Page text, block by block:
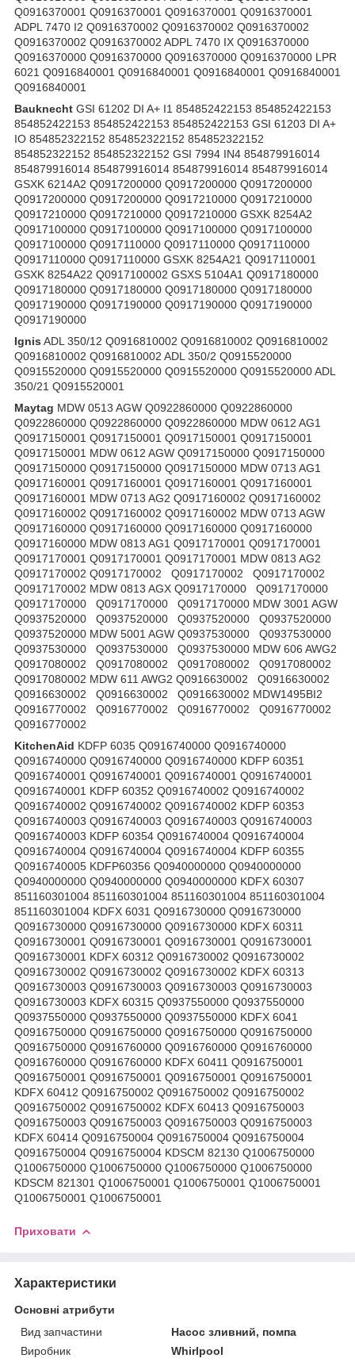
Q0916370001 Q0916370001 Q0916370001 Q0916370001
ADPL 7470 I2 Q0916370002 Q0916370002 Q0916370002
Q0916370002 Q0916370002 ADPL 7470 IX Q0916370000
Q0916370000 Q0916370000 Q0916370000 Q0916370000 LPR
6021 Q0916840001 Q0916840001 Q0916840001 Q0916840001
Q0916840001
Bauknecht GSI 61202 DI A+ I1 854852422153 854852422153
854852422153 854852422153 854852422153 GSI 61203 DI A+
IO 854852322152 854852322152 854852322152
854852322152 854852322152 GSI 7994 IN4 854879916014
854879916014 854879916014 854879916014 854879916014
GSXK 6214A2 Q0917200000 Q0917200000 Q0917200000
Q0917200000 Q0917200000 Q0917210000 Q0917210000
Q0917210000 Q0917210000 Q0917210000 GSXK 8254A2
Q0917100000 Q0917100000 Q0917100000 Q0917100000
Q0917100000 Q0917110000 Q0917110000 Q0917110000
Q0917110000 Q0917110000 GSXK 8254A21 Q0917110001
GSXK 8254A22 Q0917100002 GSXS 5104A1 Q0917180000
Q0917180000 Q0917180000 Q0917180000 Q0917180000
Q0917190000 Q0917190000 Q0917190000 Q0917190000
Q0917190000
Ignis ADL 350/12 Q0916810002 Q0916810002 Q0916810002
Q0916810002 Q0916810002 ADL 350/2 Q0915520000
Q0915520000 Q0915520000 Q0915520000 Q0915520000 ADL
350/21 Q0915520001
Maytag MDW 0513 AGW Q0922860000 Q0922860000
Q0922860000 Q0922860000 Q0922860000 MDW 0612 AG1
Q0917150001 Q0917150001 Q0917150001 Q0917150001
Q0917150001 MDW 0612 AGW Q0917150000 Q0917150000
Q0917150000 Q0917150000 Q0917150000 MDW 0713 AG1
Q0917160001 Q0917160001 Q0917160001 Q0917160001
Q0917160001 MDW 0713 AG2 Q0917160002 Q0917160002
Q0917160002 Q0917160002 Q0917160002 MDW 0713 AGW
Q0917160000 Q0917160000 Q0917160000 Q0917160000
Q0917160000 MDW 0813 AG1 Q0917170001 Q0917170001
Q0917170001 Q0917170001 Q0917170001 MDW 0813 AG2
Q0917170002 Q0917170002 Q0917170002 Q0917170002
Q0917170002 MDW 0813 AGX Q0917170000 Q0917170000
Q0917170000 Q0917170000 Q0917170000 MDW 3001 AGW
Q0937520000 Q0937520000 Q0937520000 Q0937520000
Q0937520000 MDW 5001 AGW Q0937530000 Q0937530000
Q0937530000 Q0937530000 Q0937530000 MDW 606 AWG2
Q0917080002 Q0917080002 Q0917080002 Q0917080002
Q0917080002 MDW 611 AWG2 Q0916630002 Q0916630002
Q0916630002 Q0916630002 Q0916630002 MDW1495BI2
Q0916770002 Q0916770002 Q0916770002 Q0916770002
Q0916770002
KitchenAid KDFP 6035 Q0916740000 Q0916740000
Q0916740000 Q0916740000 Q0916740000 KDFP 60351
Q0916740001 Q0916740001 Q0916740001 Q0916740001
Q0916740001 KDFP 60352 Q0916740002 Q0916740002
Q0916740002 Q0916740002 Q0916740002 KDFP 60353
Q0916740003 Q0916740003 Q0916740003 Q0916740003
Q0916740003 KDFP 60354 Q0916740004 Q0916740004
Q0916740004 Q0916740004 Q0916740004 KDFP 60355
Q0916740005 KDFP60356 Q0940000000 Q0940000000
Q0940000000 Q0940000000 Q0940000000 KDFX 60307
851160301004 851160301004 851160301004 851160301004
851160301004 KDFX 6031 Q0916730000 Q0916730000
Q0916730000 Q0916730000 Q0916730000 KDFX 60311
Q0916730001 Q0916730001 Q0916730001 Q0916730001
Q0916730001 KDFX 60312 Q0916730002 Q0916730002
Q0916730002 Q0916730002 Q0916730002 KDFX 60313
Q0916730003 Q0916730003 Q0916730003 Q0916730003
Q0916730003 KDFX 60315 Q0937550000 Q0937550000
Q0937550000 Q0937550000 Q0937550000 KDFX 6041
Q0916750000 Q0916750000 Q0916750000 Q0916750000
Q0916750000 Q0916760000 Q0916760000 Q0916760000
Q0916760000 Q0916760000 KDFX 60411 Q0916750001
Q0916750001 Q0916750001 Q0916750001 Q0916750001
KDFX 60412 Q0916750002 Q0916750002 Q0916750002
Q0916750002 Q0916750002 KDFX 60413 Q0916750003
Q0916750003 Q0916750003 Q0916750003 Q0916750003
KDFX 60414 Q0916750004 Q0916750004 Q0916750004
Q0916750004 Q0916750004 KDSCM 82130 Q1006750000
Q1006750000 Q1006750000 Q1006750000 Q1006750000
KDSCM 821301 Q1006750001 Q1006750001 Q1006750001
Q1006750001 Q1006750001
Приховати
Характеристики
Основні атрибути
Вид запчастини
Насос зливний, помпа
Виробник
Whirlpool